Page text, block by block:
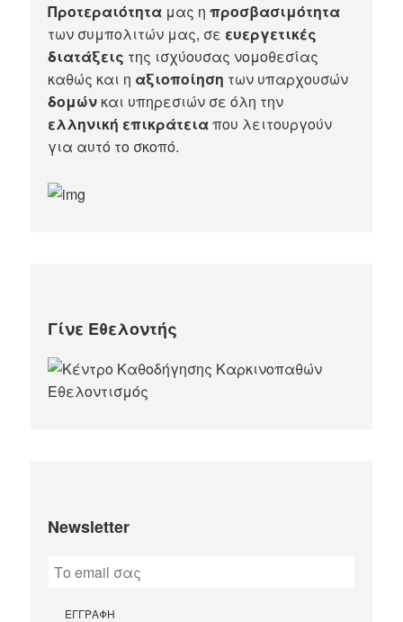
Προτεραιότητα μας ηπροσβασιμότητα
των συμπολιτών μας, σε ευεργετικές
διατάξεις της ισχύουσας νομοθεσίας
καθώς και η αξιοποίηση των υπαρχουσών
δομών και υπηρεσιών σε όλη την
ελληνική επικράτειαπου λειτουργούν
για αυτό το σκοπό.​
Γίνε Εθελοντής
Newsletter